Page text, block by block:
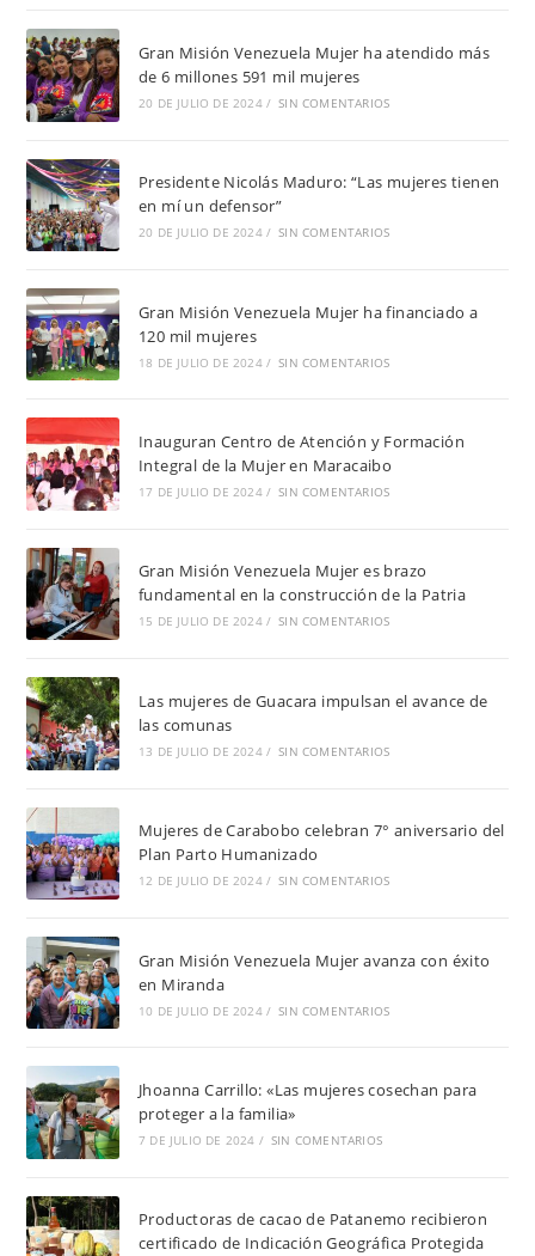
Gran Misión Venezuela Mujer ha atendido más
de 6 millones 591 mil mujeres
20 DE JULIO DE 2024 / SIN COMENTARIOS
Presidente Nicolás Maduro: “Las mujeres tienen
en mí un defensor”
20 DE JULIO DE 2024 / SIN COMENTARIOS
Gran Misión Venezuela Mujer ha financiado a
120 mil mujeres
18 DE JULIO DE 2024 / SIN COMENTARIOS
Inauguran Centro de Atención y Formación
Integral de la Mujer en Maracaibo
17 DE JULIO DE 2024 / SIN COMENTARIOS
Gran Misión Venezuela Mujer es brazo
fundamental en la construcción de la Patria
15 DE JULIO DE 2024 / SIN COMENTARIOS
Las mujeres de Guacara impulsan el avance de
las comunas
13 DE JULIO DE 2024 / SIN COMENTARIOS
Mujeres de Carabobo celebran 7° aniversario del
Plan Parto Humanizado
12 DE JULIO DE 2024 / SIN COMENTARIOS
Gran Misión Venezuela Mujer avanza con éxito
en Miranda
10 DE JULIO DE 2024 / SIN COMENTARIOS
Jhoanna Carrillo: «Las mujeres cosechan para
proteger a la familia»
7 DE JULIO DE 2024 / SIN COMENTARIOS
Productoras de cacao de Patanemo recibieron
certificado de Indicación Geográfica Protegida